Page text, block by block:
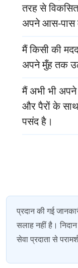
तरह से
अपने आस-पास
मैं किसी की
अपने मुँह तक
मैं अभी भी अपने
और पैरों के
पसंद है।
प्रदान की गई
सलाह नहीं है।
सेवा प्रदाता से